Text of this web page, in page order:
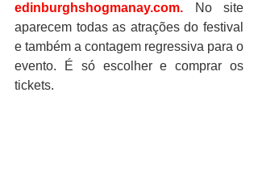
edinburghshogmanay.com. No site
aparecem todas as atrações do festival
e também a contagem regressiva para o
evento. É só escolher e comprar os
tickets.